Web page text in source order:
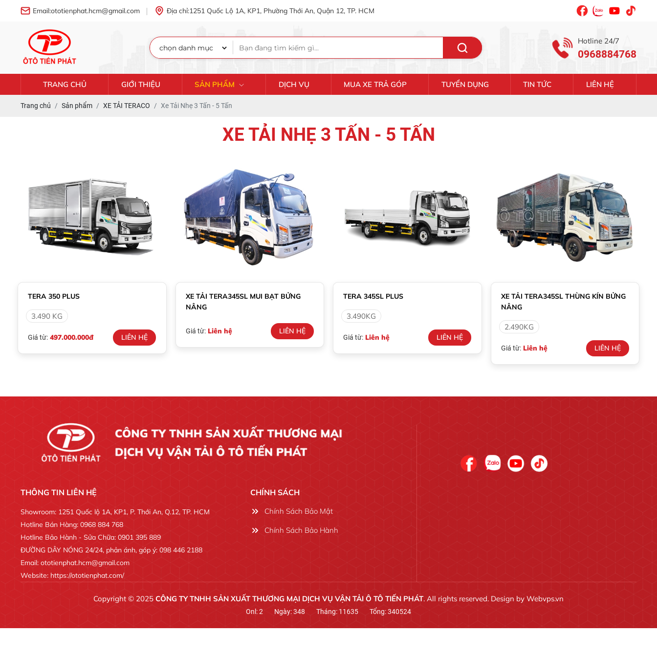
Email:ototienphat.hcm@gmail.com Địa chỉ:1251 Quốc Lộ 1A, KP1, Phường Thới An, Quận 12, TP. HCM
Hotline 24/7
0968884768
TRANG CHỦ GIỚI THIỆU SẢN PHẨM DỊCH VỤ MUA XE TRẢ GÓP TUYỂN DỤNG TIN TỨC LIÊN HỆ
Trang chủ Sản phẩm XE TẢI TERACO Xe Tải Nhẹ 3 Tấn - 5 Tấn
XE TẢI NHẸ 3 TẤN - 5 TẤN
TERA 350 PLUS
3.490 KG
Giá từ: 497.000.000đ LIÊN HỆ
XE TẢI TERA345SL MUI BẠT BỬNG
NÂNG
Giá từ: Liên hệ LIÊN HỆ
TERA 345SL PLUS
3.490KG
Giá từ: Liên hệ LIÊN HỆ
XE TẢI TERA345SL THÙNG KÍN BỬNG
NÂNG
2.490KG
Giá từ: Liên hệ LIÊN HỆ
THÔNG TIN LIÊN HỆ
Showroom: 1251 Quốc lộ 1A, KP1, P. Thới An, Q.12, TP. HCM
Hotline Bán Hàng: 0968 884 768
Hotline Bảo Hành - Sửa Chữa: 0901 395 889
ĐƯỜNG DÂY NÓNG 24/24, phản ánh, góp ý: 098 446 2188
Email: ototienphat.hcm@gmail.com
Website: https://ototienphat.com/
CHÍNH SÁCH
Chính Sách Bảo Mật
Chính Sách Bảo Hành
Copyright © 2025 CÔNG TY TNHH SẢN XUẤT THƯƠNG MẠI DỊCH VỤ VẬN TẢI Ô TÔ TIẾN PHÁT. All rights reserved. Design by Webvps.vn
Onl:2 Ngày:348 Tháng: 11635 Tổng:340524